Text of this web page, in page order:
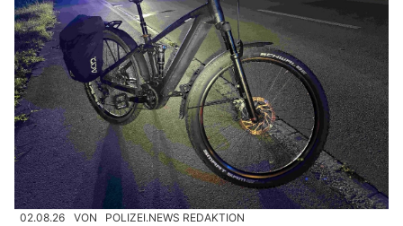
02.08.26 VON POLIZEI.NEWS REDAKTION